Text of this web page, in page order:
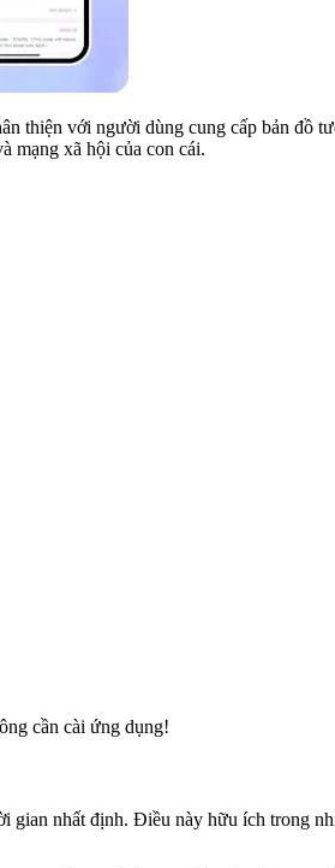
thiện với người dùng cung cấp bản đồ
mạng xã hội của con cái.
cần cài ứng dụng!
gian nhất định. Điều này hữu ích trong